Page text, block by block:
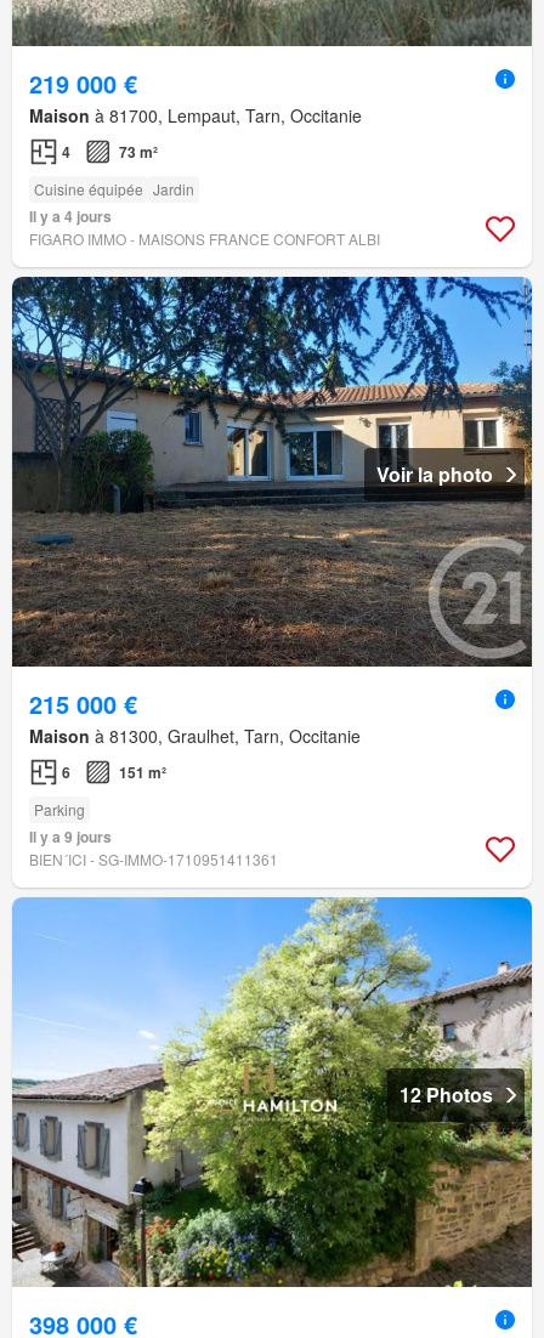
219 000 €
Maison à 81700, Lempaut, Tarn, Occitanie
4 73 m²
Cuisine équipée Jardin
Il y a 4 jours
FIGARO IMMO - MAISONS FRANCE CONFORT ALBI
Voir la photo
215 000 €
Maison à 81300, Graulhet, Tarn, Occitanie
6 151 m²
Parking
Il y a 9 jours
BIEN´ICI - SG-IMMO-1710951411361
12 Photos
398 000 €